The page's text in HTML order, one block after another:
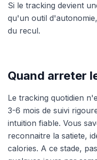
Si le tracking devient
qu'un outil
du recul.
Quand arreter
Le tracking quotidien
3-6 mois de suivi
intuition fiable. Vous
reconnaitre la satiete,
calories. A ce stade,